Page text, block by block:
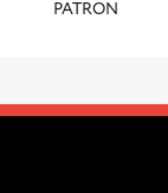
PATRON